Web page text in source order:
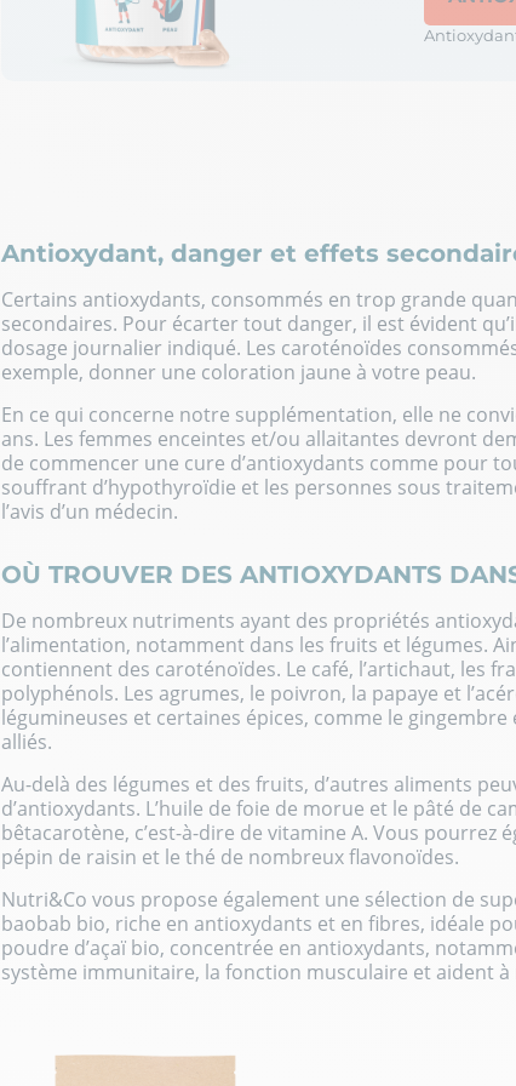
Antioxydant, danger et effets
Certains antioxydants, consommés en trop grande
secondaires. Pour écarter tout danger, il est évident
dosage journalier indiqué. Les caroténoïdes
exemple, donner une coloration jaune à votre peau.
En ce qui concerne notre supplémentation, elle ne
ans. Les femmes enceintes et/ou allaitantes devront
de commencer une cure d’antioxydants comme pour
souffrant d’hypothyroïdie et les personnes sous
l’avis d’un médecin.
OÙ TROUVER DES ANTIOXYDANTS
De nombreux nutriments ayant des propriétés
l’alimentation, notamment dans les fruits et légumes.
contiennent des caroténoïdes. Le café, l’artichaut, les
polyphénols. Les agrumes, le poivron, la papaye et
légumineuses et certaines épices, comme le
alliés.
Au-delà des légumes et des fruits, d’autres aliments
d’antioxydants. L’huile de foie de morue et le pâté de
bêtacarotène, c’est-à-dire de vitamine A. Vous pourrez
pépin de raisin et le thé de nombreux flavonoïdes.
Nutri&Co vous propose également une sélection de
baobab bio, riche en antioxydants et en fibres, idéale
poudre d’açaï bio, concentrée en antioxydants,
système immunitaire, la fonction musculaire et aident